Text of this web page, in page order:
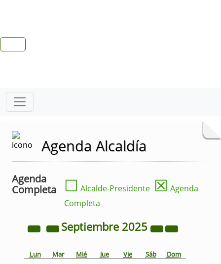
Agenda Alcaldía
Agenda
Completa
☐ Alcalde-Presidente ☒ Agenda
Completa
Septiembre 2025
Lun Mar Mié Jue Vie Sáb Dom